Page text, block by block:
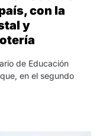
con la
y
de Educación
en el segundo